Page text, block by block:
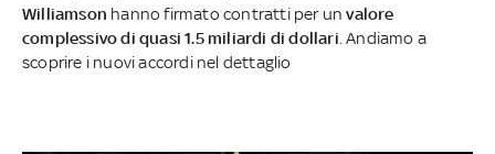
Williamson hanno firmato contratti per unvalore
complessivo di quasi 1.5 miliardi di dollari . Andiamo a
scoprire i nuovi accordi nel dettaglio